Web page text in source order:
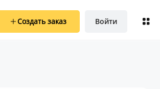
Создать заказ Войти